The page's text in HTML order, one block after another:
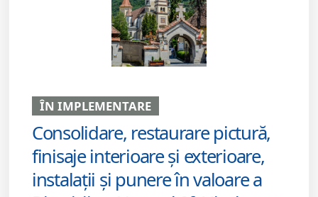
ÎN IMPLEMENTARE
Consolidare, restaurare pictură,
finisaje interioare și exterioare,
instalații și punere în valoare a